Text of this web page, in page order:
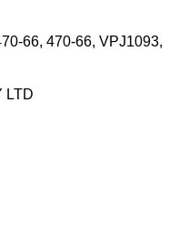
66, 470-66, VPJ1093,
LTD